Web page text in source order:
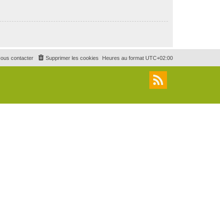
Heures au format UTC+02:00
Supprimer les cookies
contacter